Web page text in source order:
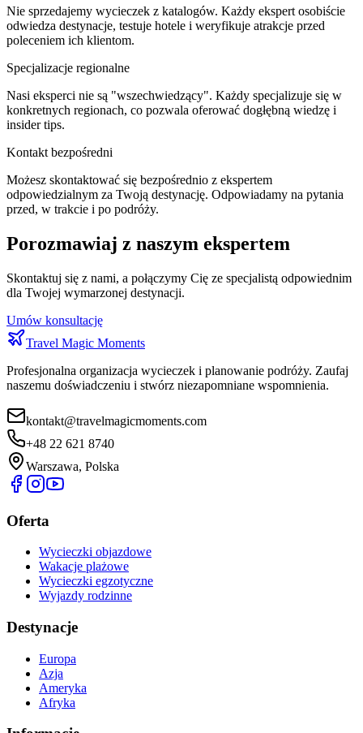
Nie sprzedajemy wycieczek z katalogów. Każdy ekspert osobiście
odwiedza destynacje, testuje hotele i weryfikuje atrakcje przed
poleceniem ich klientom.
Specjalizacje regionalne
Nasi eksperci nie są "wszechwiedzący". Każdy specjalizuje się w
konkretnych regionach, co pozwala oferować dogłębną wiedzę i
insider tips.
Kontakt bezpośredni
Możesz skontaktować się bezpośrednio z ekspertem
odpowiedzialnym za Twoją destynację. Odpowiadamy na pytania
przed, w trakcie i po podróży.
Porozmawiaj z naszym ekspertem
Skontaktuj się z nami, a połączymy Cię ze specjalistą odpowiednim
dla Twojej wymarzonej destynacji.
Umów konsultację
Travel Magic Moments
Profesjonalna organizacja wycieczek i planowanie podróży. Zaufaj
naszemu doświadczeniu i stwórz niezapomniane wspomnienia.
kontakt@travelmagicmoments.com
+48 22 621 8740
Warszawa, Polska
Oferta
Wycieczki objazdowe
Wakacje plażowe
Wycieczki egzotyczne
Wyjazdy rodzinne
Destynacje
Europa
Azja
Ameryka
Afryka